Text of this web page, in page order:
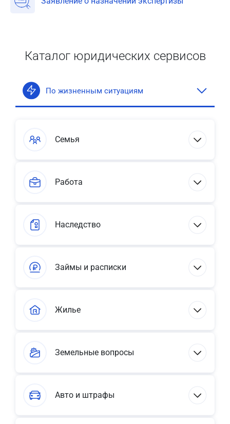
Каталог юридических сервисов
По жизненным ситуациям
Семья
Работа
Наследство
Займы и расписки
Жилье
Земельные вопросы
Авто и штрафы